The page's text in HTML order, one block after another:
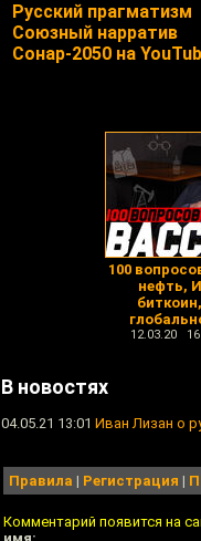
Русский прагматизм
Союзный нарратив
Сонар-2050 на
100
нефть,
12.03.20
В новостях
04.05.21 13:01 Иван Лизан о
Правила | Регистрация |
Комментарий появится на